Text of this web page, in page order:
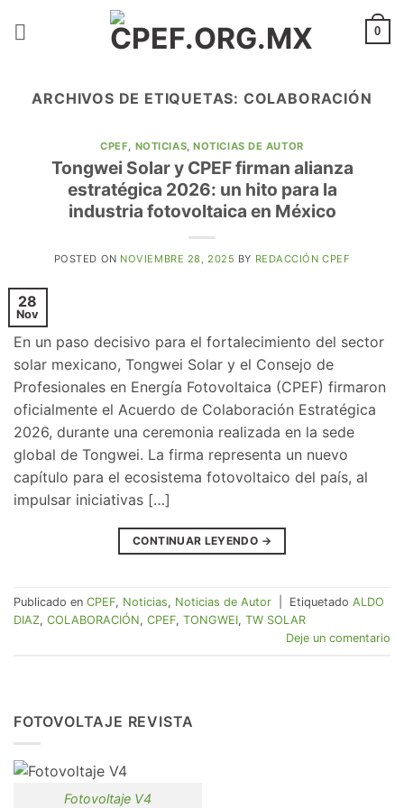
0
ARCHIVOS DE ETIQUETAS: COLABORACIÓN
CPEF, NOTICIAS,NOTICIAS DE AUTOR
Tongwei Solar y CPEF firman alianza
estratégica 2026: un hito para la
industria fotovoltaica en México
POSTED ON NOVIEMBRE 28, 2025 BY REDACCIÓN CPEF
28
Nov
En un paso decisivo para el fortalecimiento del sector
solar mexicano, Tongwei Solar y el Consejo de
Profesionales en Energía Fotovoltaica (CPEF) firmaron
oficialmente el Acuerdo de Colaboración Estratégica
2026, durante una ceremonia realizada en la sede
global de Tongwei. La firma representa un nuevo
capítulo para el ecosistema fotovoltaico del país, al
impulsar iniciativas […]
CONTINUAR LEYENDO →
Publicado en CPEF, Noticias, Noticias de Autor Etiquetado ALDO
DIAZ, COLABORACIÓN, CPEF, TONGWEI, TW SOLAR
Deje un comentario
FOTOVOLTAJE REVISTA
Fotovoltaje V4